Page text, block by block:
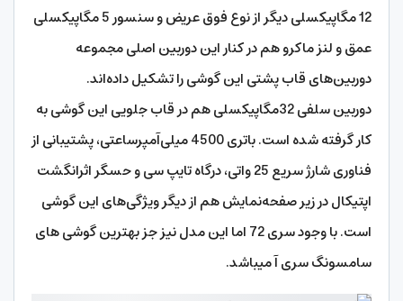
12 مگاپیکسلی دیگر از نوع فوق عریض و سنسور 5 مگاپیکسلی
عمق و لنز ماکرو هم در کنار این دوربین اصلی مجموعه
دوربین‌های قاب پشتی این گوشی را تشکیل داده‌اند.
دوربین سلفی 32مگاپیکسلی هم در قاب جلویی این گوشی به
کار گرفته شده است. باتری 4500 میلی‌آمپرساعتی، پشتیبانی از
فناوری شارژ سریع 25 واتی، درگاه تایپ سی و حسگر اثرانگشت
اپتیکال در زیر صفحه‌نمایش هم از دیگر ویژگی‌های این گوشی
است. با وجود سری 72 اما این مدل نیز جز بهترین گوشی های
سامسونگ سری آ میباشد.